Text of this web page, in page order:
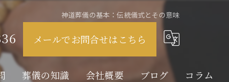
神道葬儀の基本：伝統儀式とその意味
メールでお問合せはこちら
葬儀の知識 会社概要 ブログ コラム